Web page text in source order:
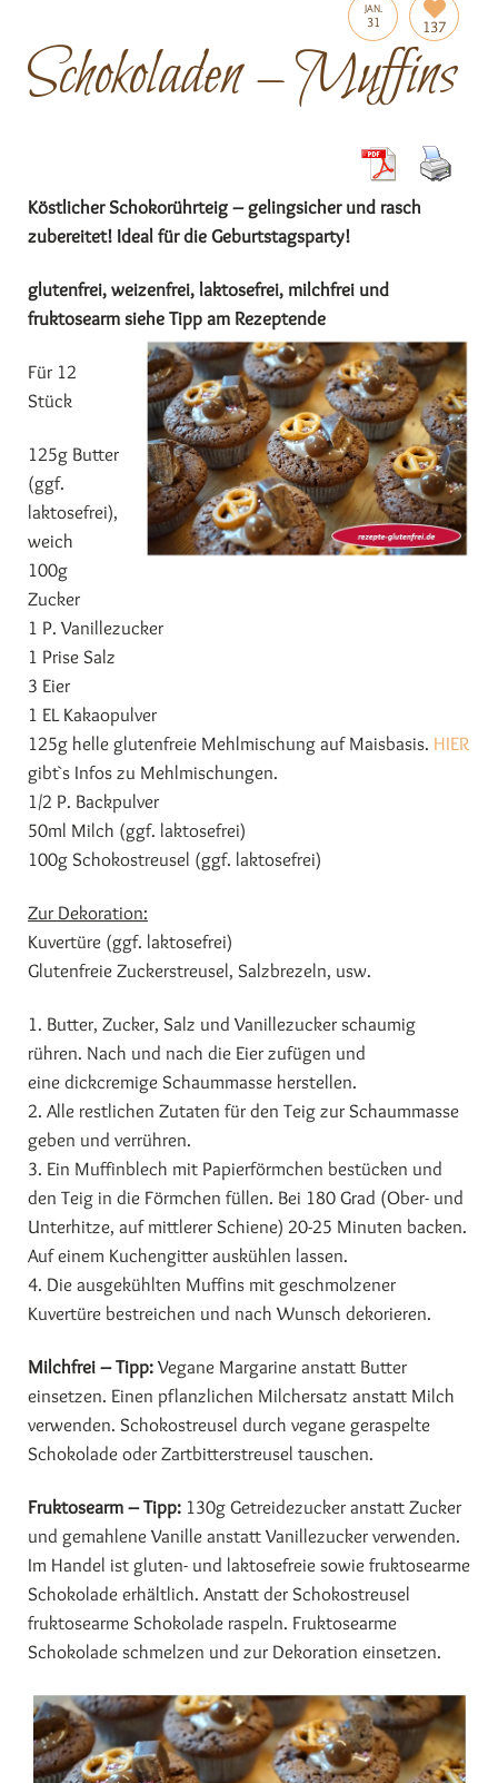
JAN.
31 137
Schokoladen – Muffins
Köstlicher Schokorührteig – gelingsicher und rasch
zubereitet! Ideal für die Geburtstagsparty!
glutenfrei, weizenfrei, laktosefrei, milchfrei und
fruktosearm siehe Tipp am Rezeptende
Für 12
Stück
125g Butter
(ggf.
laktosefrei),
weich
100g
Zucker
1 P. Vanillezucker
1 Prise Salz
3 Eier
1 EL Kakaopulver
125g helle glutenfreie Mehlmischung auf Maisbasis. HIER
gibt`s Infos zu Mehlmischungen.
1/2 P. Backpulver
50ml Milch (ggf. laktosefrei)
100g Schokostreusel (ggf. laktosefrei)
Zur Dekoration:
Kuvertüre (ggf. laktosefrei)
Glutenfreie Zuckerstreusel, Salzbrezeln, usw.
1. Butter, Zucker, Salz und Vanillezucker schaumig
rühren. Nach und nach die Eier zufügen und
eine dickcremige Schaummasse herstellen.
2. Alle restlichen Zutaten für den Teig zur Schaummasse
geben und verrühren.
3. Ein Muffinblech mit Papierförmchen bestücken und
den Teig in die Förmchen füllen. Bei 180 Grad (Ober- und
Unterhitze, auf mittlerer Schiene) 20-25 Minuten backen.
Auf einem Kuchengitter auskühlen lassen.
4. Die ausgekühlten Muffins mit geschmolzener
Kuvertüre bestreichen und nach Wunsch dekorieren.
Milchfrei – Tipp:Vegane Margarine anstatt Butter
einsetzen. Einen pflanzlichen Milchersatz anstatt Milch
verwenden. Schokostreusel durch vegane geraspelte
Schokolade oder Zartbitterstreusel tauschen.
Fruktosearm – Tipp: 130g Getreidezucker anstatt Zucker
und gemahlene Vanille anstatt Vanillezucker verwenden.
Im Handel ist gluten- und laktosefreie sowie fruktosearme
Schokolade erhältlich. Anstatt der Schokostreusel
fruktosearme Schokolade raspeln. Fruktosearme
Schokolade schmelzen und zur Dekoration einsetzen.